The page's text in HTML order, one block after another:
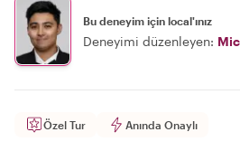
Bu deneyim için local'ınız
Deneyimi düzenleyen:
Özel Tur Anında Onaylı